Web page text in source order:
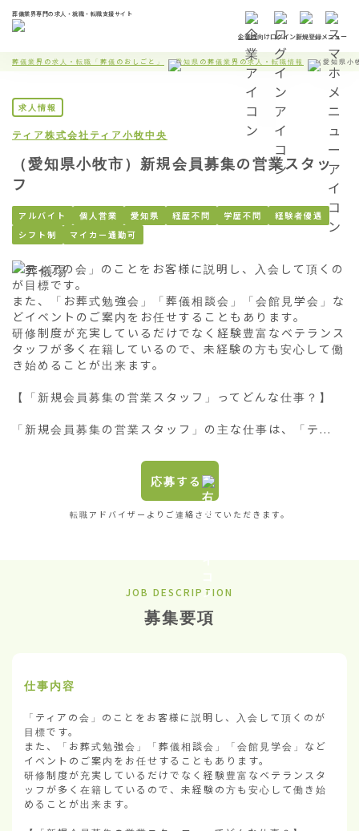
葬儀業界専門の求人・就職・転職支援サイト
企業様向けログイン新規登録メニュー
葬儀業界の求人・転職「葬儀のおしごと」 愛知県の葬儀業界の求人・転職情報 （愛知県小
求人情報
ティア株式会社ティア小牧中央
（愛知県小牧市）新規会員募集の営業スタッ
フ
アルバイト 個人営業 愛知県 経歴不問 学歴不問
経験者優遇
シフト制
マイカー通勤可
「ティアの会」のことをお客様に説明し、入会して頂くの
が目標です。
また、「お葬式勉強会」「葬儀相談会」「会館見学会」な
どイベントのご案内をお任せすることもあります。
研修制度が充実しているだけでなく経験豊富なベテランス
タッフが多く在籍しているので、未経験の方も安心して働
き始めることが出来ます。
【「新規会員募集の営業スタッフ」ってどんな仕事？】
「新規会員募集の営業スタッフ」の主な仕事は、「テ...
応募する
転職アドバイザーよりご連絡させていただきます。
JOB DESCRIPTION
募集要項
仕事内容
「ティアの会」のことをお客様に説明し、入会して頂くのが
目標です。
また、「お葬式勉強会」「葬儀相談会」「会館見学会」など
イベントのご案内をお任せすることもあります。
研修制度が充実しているだけでなく経験豊富なベテランスタ
ッフが多く在籍しているので、未経験の方も安心して働き始
めることが出来ます。